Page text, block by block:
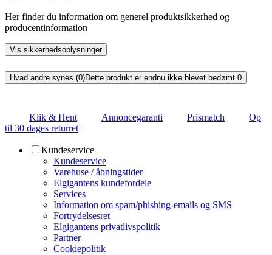
Her finder du information om generel produktsikkerhed og
producentinformation
Vis sikkerhedsoplysninger
Hvad andre synes (0)Dette produkt er endnu ikke blevet bedømt.0
Klik & Hent Annoncegaranti Prismatch
Op
til 30 dages returret
Kundeservice
Kundeservice
Varehuse / åbningstider
Elgigantens kundefordele
Services
Information om spam/phishing-emails og SMS
Fortrydelsesret
Elgigantens privatlivspolitik
Partner
Cookiepolitik